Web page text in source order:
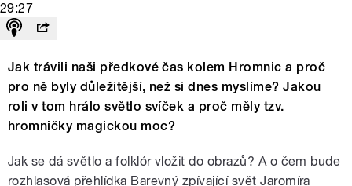
29:27
Jak trávili naši předkové čas kolem Hromnic a proč
pro ně byly důležitější, než si dnes myslíme? Jakou
roli v tom hrálo světlo svíček a proč měly tzv.
hromničky magickou moc?
Jak se dá světlo a folklór vložit do obrazů? A o čem bude
rozhlasová přehlídka Barevný zpívající svět Jaromíra